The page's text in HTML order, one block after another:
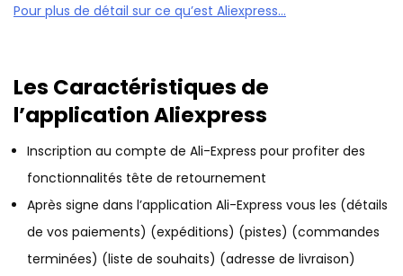
Pour plus de détail sur ce qu’est Aliexpress…
Les Caractéristiques de
l’application Aliexpress
Inscription au compte de Ali-Express pour profiter des
fonctionnalités tête de retournement
Après signe dans l’application Ali-Express vous les (détails
de vos paiements) (expéditions) (pistes) (commandes
terminées) (liste de souhaits) (adresse de livraison)